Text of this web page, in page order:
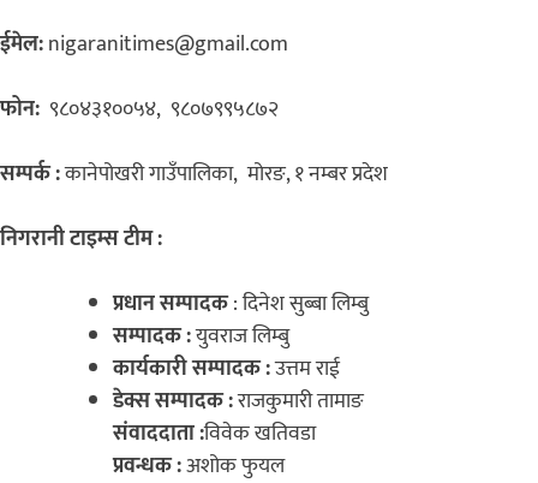
ईमेल:nigaranitimes@gmail.com
फोन: ९८०४३१००५४, ९८०७९९५८७२
सम्पर्क :कानेपोखरी गाउँपालिका, मोरङ, १ नम्बर प्रदेश
निगरानी टाइम्स टीम :
प्रधान सम्पादक: दिनेश सुब्बा लिम्बु
सम्पादक :युवराज लिम्बु
कार्यकारी सम्पादक :उत्तम राई
डेक्स सम्पादक :राजकुमारी तामाङ
संवाददाता :विवेक खतिवडा
प्रवन्धक :अशोक फुयल